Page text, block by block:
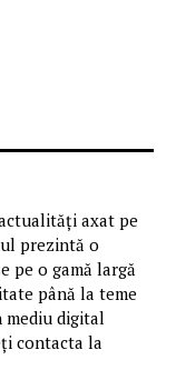
axat pe
prezintă o
pe o gamă largă
până la teme
mediu digital
contacta la